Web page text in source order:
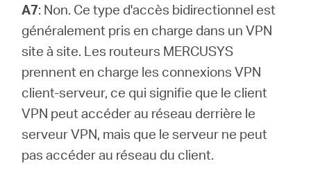
A7: Non. Ce type d'accès bidirectionnel est
généralement pris en charge dans un VPN
site à site. Les routeurs MERCUSYS
prennent en charge les connexions VPN
client-serveur, ce qui signifie que le client
VPN peut accéder au réseau derrière le
serveur VPN, mais que le serveur ne peut
pas accéder au réseau du client.